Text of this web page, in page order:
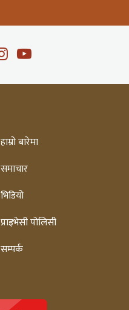
हाम्रो बारेमा
समाचार
भिडियो
प्राइभेसी पोलिसी
सम्पर्क